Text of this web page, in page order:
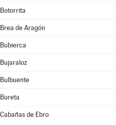
Botorrita
Brea de Aragón
Bubierca
Bujaraloz
Bulbuente
Bureta
Cabañas de Ebro